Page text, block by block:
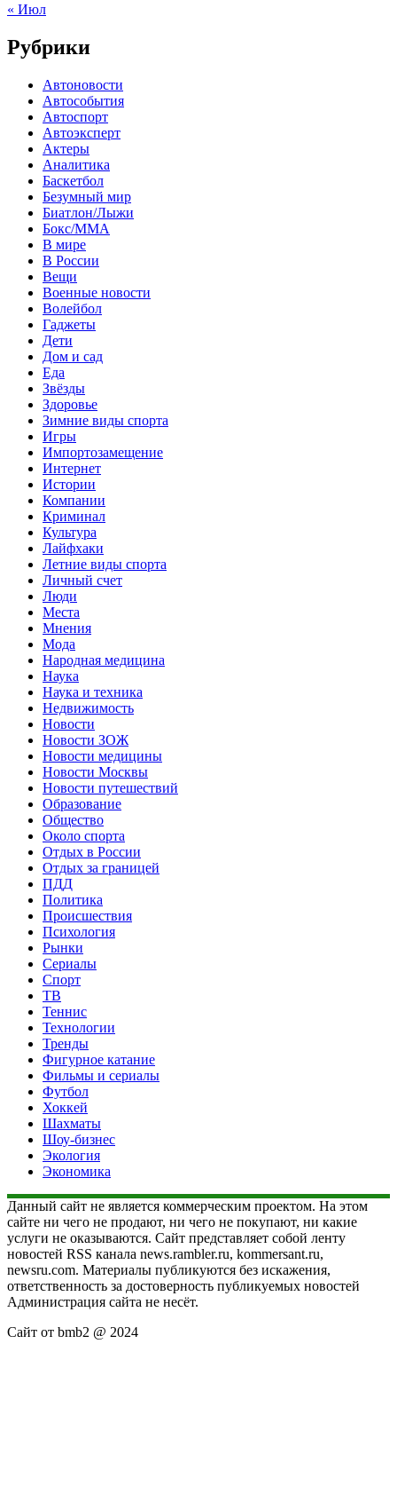
« Июл
Рубрики
Автоновости
Автособытия
Автоспорт
Автоэксперт
Актеры
Аналитика
Баскетбол
Безумный мир
Биатлон/Лыжи
Бокс/MMA
В мире
В России
Вещи
Военные новости
Волейбол
Гаджеты
Дети
Дом и сад
Еда
Звёзды
Здоровье
Зимние виды спорта
Игры
Импортозамещение
Интернет
Истории
Компании
Криминал
Культура
Лайфхаки
Летние виды спорта
Личный счет
Люди
Места
Мнения
Мода
Народная медицина
Наука
Наука и техника
Недвижимость
Новости
Новости ЗОЖ
Новости медицины
Новости Москвы
Новости путешествий
Образование
Общество
Около спорта
Отдых в России
Отдых за границей
ПДД
Политика
Происшествия
Психология
Рынки
Сериалы
Спорт
ТВ
Теннис
Технологии
Тренды
Фигурное катание
Фильмы и сериалы
Футбол
Хоккей
Шахматы
Шоу-бизнес
Экология
Экономика
Данный сайт не является коммерческим проектом. На этом
сайте ни чего не продают, ни чего не покупают, ни какие
услуги не оказываются. Сайт представляет собой ленту
новостей RSS канала news.rambler.ru, kommersant.ru,
newsru.com. Материалы публикуются без искажения,
ответственность за достоверность публикуемых новостей
Администрация сайта не несёт.
Сайт от bmb2 @ 2024